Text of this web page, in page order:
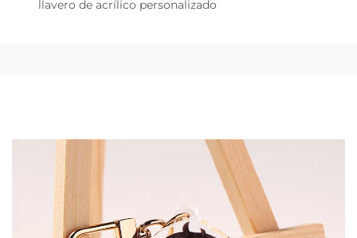
llavero de acrílico personalizado